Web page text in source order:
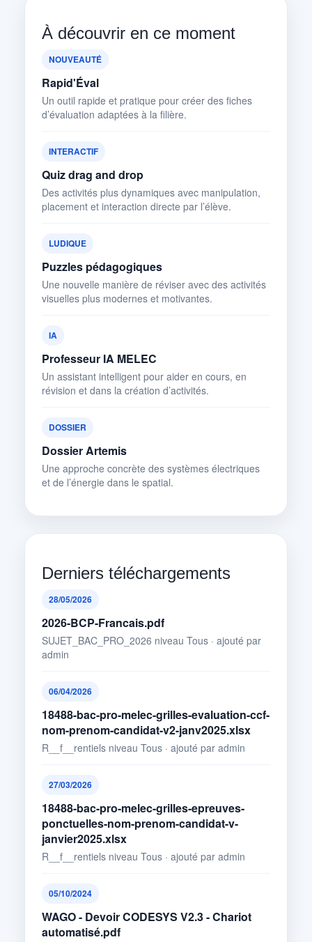
À découvrir en ce moment
NOUVEAUTÉ
Rapid'Éval
Un outil rapide et pratique pour créer des fiches
d’évaluation adaptées à la filière.
INTERACTIF
Quiz drag and drop
Des activités plus dynamiques avec manipulation,
placement et interaction directe par l’élève.
LUDIQUE
Puzzles pédagogiques
Une nouvelle manière de réviser avec des activités
visuelles plus modernes et motivantes.
IA
Professeur IA MELEC
Un assistant intelligent pour aider en cours, en
révision et dans la création d’activités.
DOSSIER
Dossier Artemis
Une approche concrète des systèmes électriques
et de l’énergie dans le spatial.
Derniers téléchargements
28/05/2026
2026-BCP-Francais.pdf
SUJET_BAC_PRO_2026 niveau Tous · ajouté par
admin
06/04/2026
18488-bac-pro-melec-grilles-evaluation-ccf-
nom-prenom-candidat-v2-janv2025.xlsx
R__f__rentiels niveau Tous · ajouté par admin
27/03/2026
18488-bac-pro-melec-grilles-epreuves-
ponctuelles-nom-prenom-candidat-v-
janvier2025.xlsx
R__f__rentiels niveau Tous · ajouté par admin
05/10/2024
WAGO - Devoir CODESYS V2.3 - Chariot
automatisé.pdf